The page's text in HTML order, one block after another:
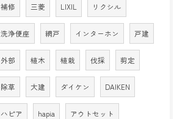
補修 三菱 LIXIL リクシル
洗浄便座 網戸 インターホン 戸建
外部 植木 植栽 伐採 剪定
除草 大建 ダイケン DAIKEN
ハピア hapia アウトセット